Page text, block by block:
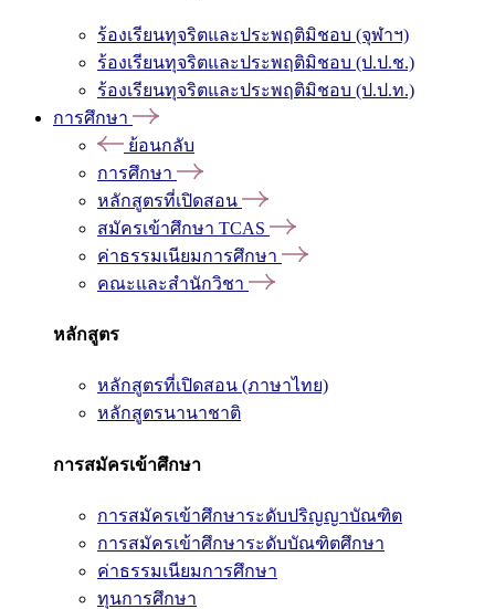
ร้องเรียนทุจริตและประพฤติมิชอบ (จุฬาฯ)
ร้องเรียนทุจริตและประพฤติมิชอบ (ป.ป.ช.)
ร้องเรียนทุจริตและประพฤติมิชอบ (ป.ป.ท.)
การศึกษา
ย้อนกลับ
การศึกษา
หลักสูตรที่เปิดสอน
สมัครเข้าศึกษา TCAS
ค่าธรรมเนียมการศึกษา
คณะและสำนักวิชา
หลักสูตร
หลักสูตรที่เปิดสอน (ภาษาไทย)
หลักสูตรนานาชาติ
การสมัครเข้าศึกษา
การสมัครเข้าศึกษาระดับปริญญาบัณฑิต
การสมัครเข้าศึกษาระดับบัณฑิตศึกษา
ค่าธรรมเนียมการศึกษา
ทุนการศึกษา